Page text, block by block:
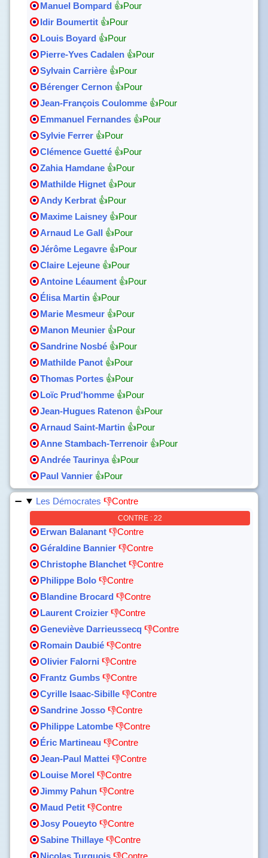
Manuel Bompard 👍Pour
Idir Boumertit 👍Pour
Louis Boyard 👍Pour
Pierre-Yves Cadalen 👍Pour
Sylvain Carrière 👍Pour
Bérenger Cernon 👍Pour
Jean-François Coulomme 👍Pour
Emmanuel Fernandes 👍Pour
Sylvie Ferrer 👍Pour
Clémence Guetté 👍Pour
Zahia Hamdane 👍Pour
Mathilde Hignet 👍Pour
Andy Kerbrat 👍Pour
Maxime Laisney 👍Pour
Arnaud Le Gall 👍Pour
Jérôme Legavre 👍Pour
Claire Lejeune 👍Pour
Antoine Léaument 👍Pour
Élisa Martin 👍Pour
Marie Mesmeur 👍Pour
Manon Meunier 👍Pour
Sandrine Nosbé 👍Pour
Mathilde Panot 👍Pour
Thomas Portes 👍Pour
Loïc Prud'homme 👍Pour
Jean-Hugues Ratenon 👍Pour
Arnaud Saint-Martin 👍Pour
Anne Stambach-Terrenoir 👍Pour
Andrée Taurinya 👍Pour
Paul Vannier 👍Pour
Les Démocrates 👎Contre
CONTRE : 22
Erwan Balanant 👎Contre
Géraldine Bannier 👎Contre
Christophe Blanchet 👎Contre
Philippe Bolo 👎Contre
Blandine Brocard 👎Contre
Laurent Croizier 👎Contre
Geneviève Darrieussecq 👎Contre
Romain Daubié 👎Contre
Olivier Falorni 👎Contre
Frantz Gumbs 👎Contre
Cyrille Isaac-Sibille 👎Contre
Sandrine Josso 👎Contre
Philippe Latombe 👎Contre
Éric Martineau 👎Contre
Jean-Paul Mattei 👎Contre
Louise Morel 👎Contre
Jimmy Pahun 👎Contre
Maud Petit 👎Contre
Josy Poueyto 👎Contre
Sabine Thillaye 👎Contre
Nicolas Turquois 👎Contre